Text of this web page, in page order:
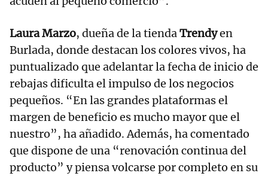
Laura Marzo, dueña de la tiendaTrendyen
Burlada, donde destacan los colores vivos, ha
puntualizado que adelantar la fecha de inicio de
rebajas dificulta el impulso de los negocios
pequeños. “En las grandes plataformas el
margen de beneficio es mucho mayor que el
nuestro”, ha añadido. Además, ha comentado
que dispone de una “renovación continua del
producto” y piensa volcarse por completo en su